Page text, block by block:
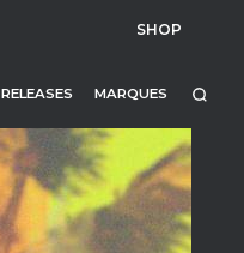
SHOP
RELEASES MARQUES